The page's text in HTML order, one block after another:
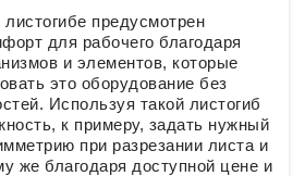
предусмотрен
для рабочего благодаря
и элементов, которые
это оборудование без
Используя такой листогиб
к примеру, задать нужный
при разрезании листа и
же благодаря доступной цене и